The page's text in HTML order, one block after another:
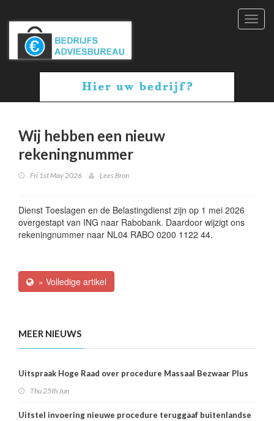
Wij hebben een nieuw
rekeningnummer
Fri 1st May 2026 Lees Bron
Dienst Toeslagen en de Belastingdienst zijn op 1 mei 2026
overgestapt van ING naar Rabobank. Daardoor wijzigt ons
rekeningnummer naar NL04 RABO 0200 1122 44.
» Volledige artikel
MEER NIEUWS
Uitspraak Hoge Raad over procedure Massaal Bezwaar Plus
Thu 25th Jun
Uitstel invoering nieuwe procedure teruggaaf buitenlandse